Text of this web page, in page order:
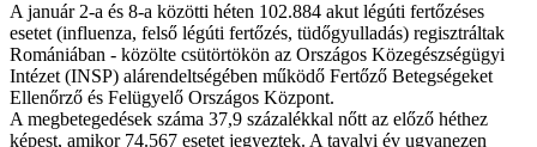
A január 2-a és 8-a közötti héten 102.884 akut légúti fertőzéses
esetet (influenza, felső légúti fertőzés, tüdőgyulladás) regisztráltak
Romániában - közölte csütörtökön az Országos Közegészségügyi
Intézet (INSP) alárendeltségében működő Fertőző Betegségeket
Ellenőrző és Felügyelő Országos Központ.
A megbetegedések száma 37,9 százalékkal nőtt az előző héthez
képest, amikor 74.567 esetet jegyeztek. A tavalyi év ugyanezen